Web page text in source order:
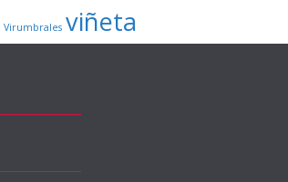
Virumbrales viñeta